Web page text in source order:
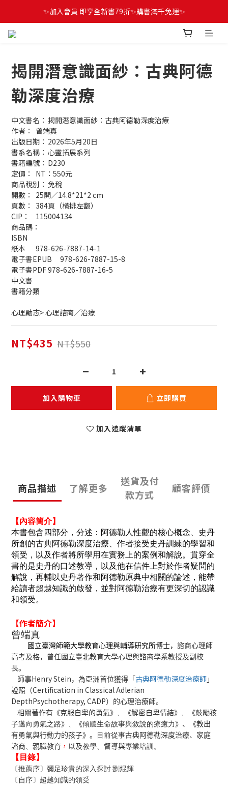
✨加入會員 即享全新書79折✨購書滿千免運✨
揭開潛意識面紗：古典阿德
勒深度治療
中文書名：	揭開潛意識面紗：古典阿德勒深度治療
作者：	曾端真
出版日期：	2026年5月20日
書系名稱：	心靈拓展系列
書籍編號：	D230
定價：	NT：550元
商品稅別：	免稅
開數：	25開／14.8*21*2 cm
頁數：	384頁（橫排左翻）
CIP：	115004134
ISBN
紙本	978-626-7887-14-1
電子書EPUB	978-626-7887-15-8
電子書PDF	978-626-7887-16-5
中文書
心理勵志> 心理諮商／治療
NT$435 NT$550
加入購物車 立即購買
加入追蹤清單
商品描述 了解更多
送貨及付
款方式
顧客評價
【內容簡介】
本書包含四部分，分述：阿德勒人性觀的核心概念、史丹
所創的古典阿德勒深度治療、作者接受史丹訓練的學習和
領受，以及作者將所學用在實務上的案例和解說。貫穿全
書的是史丹的口述教導，以及他在信件上對於作者疑問的
解說，再輔以史丹著作和阿德勒原典中相關的論述，能帶
給讀者超越知識的啟發，並對阿德勒治療有更深切的認識
和領受。
【作者簡介】
曾端真
國立臺灣師範大學教育心理與輔導研究所博士， 諮商心理師
高考及格，曾任國立臺北教育大學心理與諮商學系教授及副校
長。
師事Henry Stein ，為亞洲首位獲得「 古典阿德勒深度治療師 」
證照（Certification in Classical Adlerian
DepthPsychotherapy, CADP）的心理治療師。
相關著作有《克服自卑的勇氣》 、 《解密自卑情結》 、 《鼓勵孩
子邁向勇氣之路》 、 《傾聽生命故事與敘說的療癒力 》、《教出
有勇氣與行動力的孩子》。
目前從事古典阿德勒深度治療、家庭
諮商、 親職教育 ， 以及教學、 督導與專業培訓。
【目錄】
〔推薦序〕彌足珍貴的深入探討 劉焜輝
〔自序〕超越知識的領受